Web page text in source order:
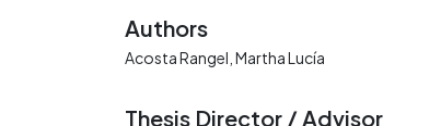
Authors
Acosta Rangel, Martha Lucía
Thesis Director / Advisor